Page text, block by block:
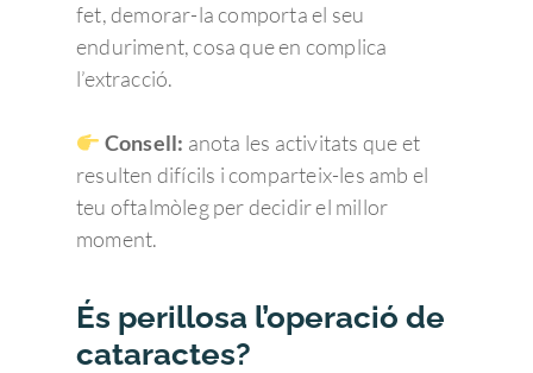
fet, demorar-la comporta el seu
enduriment, cosa que en complica
l’extracció.
Consell: anota les activitats que et
resulten difícils i comparteix-les amb el
teu oftalmòleg per decidir el millor
moment.
És perillosa l’operació de
cataractes?